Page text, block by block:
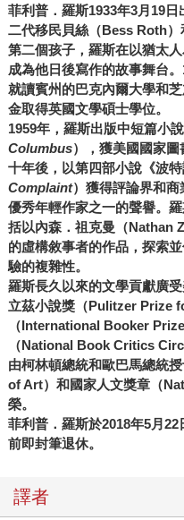
菲利普．羅斯1933年3月 19日
二代移民貝絲（Bess Roth）
第二個孩子，羅斯在以猶太
成為他日後寫作的故事舞台。
就讀賓州的巴克內爾大學和
金取得英國文學碩士學位。
1959年，羅斯出版中短篇小
Columbus），獲美國國家圖
十年後，以第四部小說《波
Complaint）獲得評論界和
優秀年輕作家之一的聲譽。
括以內森．祖克曼（Nathan
的虛構敘事者的作品，探索
驗的複雜性。
羅斯長久以來的文學貢獻廣
立茲小說獎（Pulitzer Prize
（International Booker Prize
（National Book Critics
由柯林頓總統和歐巴馬總統
of Art）和國家人文獎章（
榮。
菲利普．羅斯於2018年5月 22
前即封筆退休。
譯者